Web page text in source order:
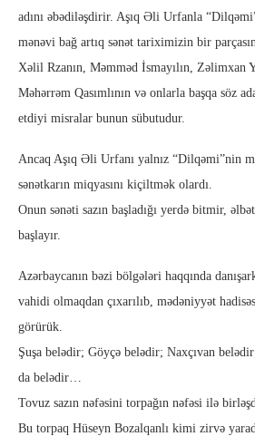
adını əbədiləşdirir. Aşıq Əli Urfanla
mənəvi bağ artıq sənət tariximizin bir
Xəlil Rzanın, Məmməd İsmayılın, Zəlimxan
Məhərrəm Qasımlının və onlarla başqa söz
etdiyi misralar bunun sübutudur.
Ancaq Aşıq Əli Urfanı yalnız “Dilqəmi”nin
sənətkarın miqyasını kiçiltmək olardı.
Onun sənəti sazın başladığı yerdə bitmir,
başlayır.
Azərbaycanın bəzi bölgələri haqqında
vahidi olmaqdan çıxarılıb, mədəniyyət
görürük.
Şuşa belədir; Göyçə belədir; Naxçıvan
da belədir…
Tovuz sazın nəfəsini torpağın nəfəsi ilə
Bu torpaq Hüseyn Bozalqanlı kimi zirvə